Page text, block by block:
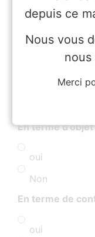
oui
Non
En terme de
En terme
oui
Non
En terme de
oui
depuis ce
Nous vous
nous
Merci